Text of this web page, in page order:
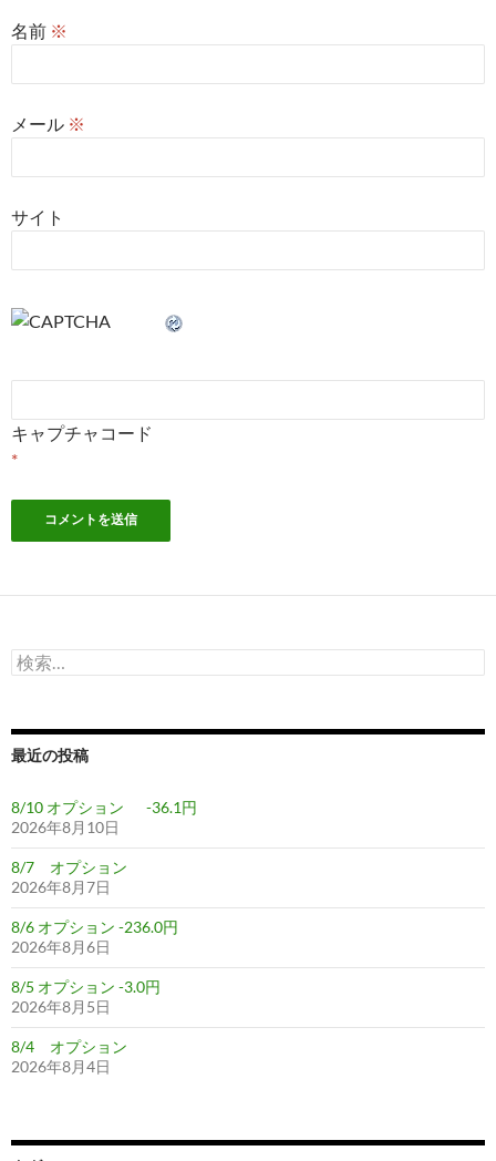
名前 ※
メール ※
サイト
キャプチャコード
*
検
索:
最近の投稿
8/10 オプション -36.1円
2026年8月10日
8/7 オプション
2026年8月7日
8/6 オプション -236.0円
2026年8月6日
8/5 オプション -3.0円
2026年8月5日
8/4 オプション
2026年8月4日